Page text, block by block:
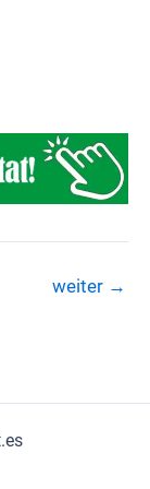
weiter →